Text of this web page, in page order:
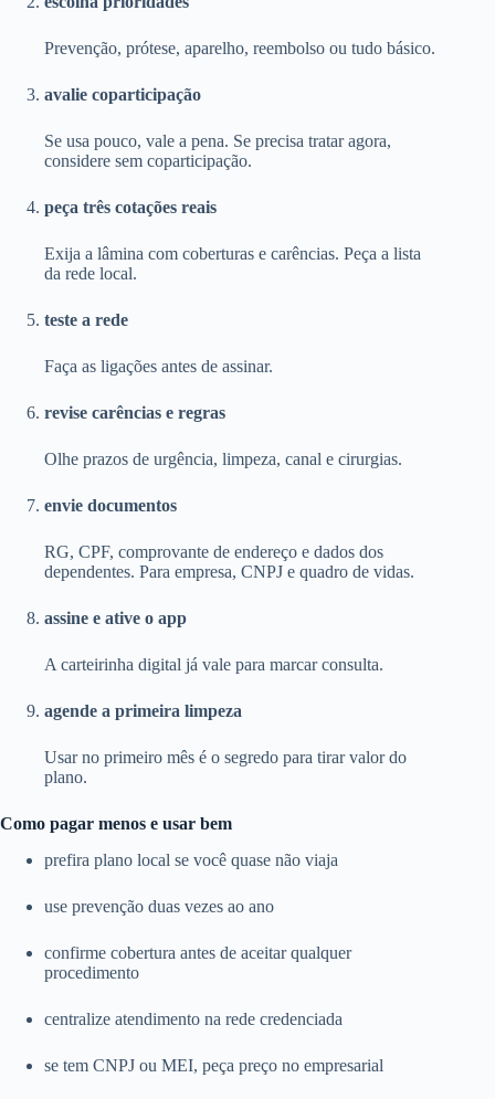
Prevenção, prótese, aparelho, reembolso ou tudo básico.
avalie coparticipação
Se usa pouco, vale a pena. Se precisa tratar agora,
considere sem coparticipação.
peça três cotações reais
Exija a lâmina com coberturas e carências. Peça a lista
da rede local.
teste a rede
Faça as ligações antes de assinar.
revise carências e regras
Olhe prazos de urgência, limpeza, canal e cirurgias.
envie documentos
RG, CPF, comprovante de endereço e dados dos
dependentes. Para empresa, CNPJ e quadro de vidas.
assine e ative o app
A carteirinha digital já vale para marcar consulta.
agende a primeira limpeza
Usar no primeiro mês é o segredo para tirar valor do
plano.
Como pagar menos e usar bem
prefira plano local se você quase não viaja
use prevenção duas vezes ao ano
confirme cobertura antes de aceitar qualquer
procedimento
centralize atendimento na rede credenciada
se tem CNPJ ou MEI, peça preço no empresarial